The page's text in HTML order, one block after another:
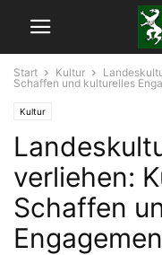
Start Kultur
Schaffen und kulturelles
Kultur
verliehen:
Schaffen